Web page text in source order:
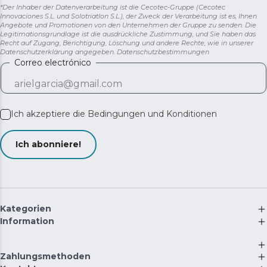
Abmessungen (Breite x Tiefe x Höhe): 90,5 x 73 x 177,5
cm
*Der Inhaber der Datenverarbeitung ist die Cecotec-Gruppe (Cecotec
Innovaciones S.L. und Solotriatlon S.L.), der Zweck der Verarbeitung ist es, Ihnen
Angebote und Promotionen von den Unternehmen der Gruppe zu senden. Die
Legitimationsgrundlage ist die ausdrückliche Zustimmung, und Sie haben das
Recht auf Zugang, Berichtigung, Löschung und andere Rechte, wie in unserer
Datenschutzerklärung angegeben. Datenschutzbestimmungen
Correo electrónico
Ich akzeptiere die Bedingungen und Konditionen
Ich abonniere!
Kategorien
Information
Zahlungsmethoden